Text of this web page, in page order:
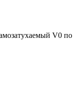
V0 по